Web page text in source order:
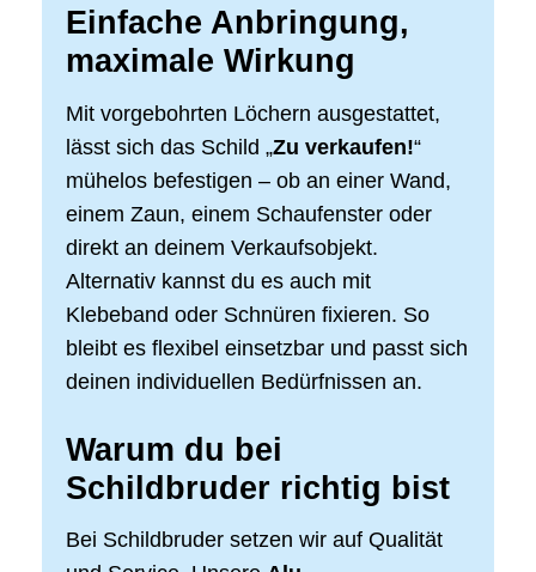
Einfache Anbringung,
maximale Wirkung
Mit vorgebohrten Löchern ausgestattet,
lässt sich das Schild „Zu verkaufen!“
mühelos befestigen – ob an einer Wand,
einem Zaun, einem Schaufenster oder
direkt an deinem Verkaufsobjekt.
Alternativ kannst du es auch mit
Klebeband oder Schnüren fixieren. So
bleibt es flexibel einsetzbar und passt sich
deinen individuellen Bedürfnissen an.
Warum du bei
Schildbruder richtig bist
Bei Schildbruder setzen wir auf Qualität